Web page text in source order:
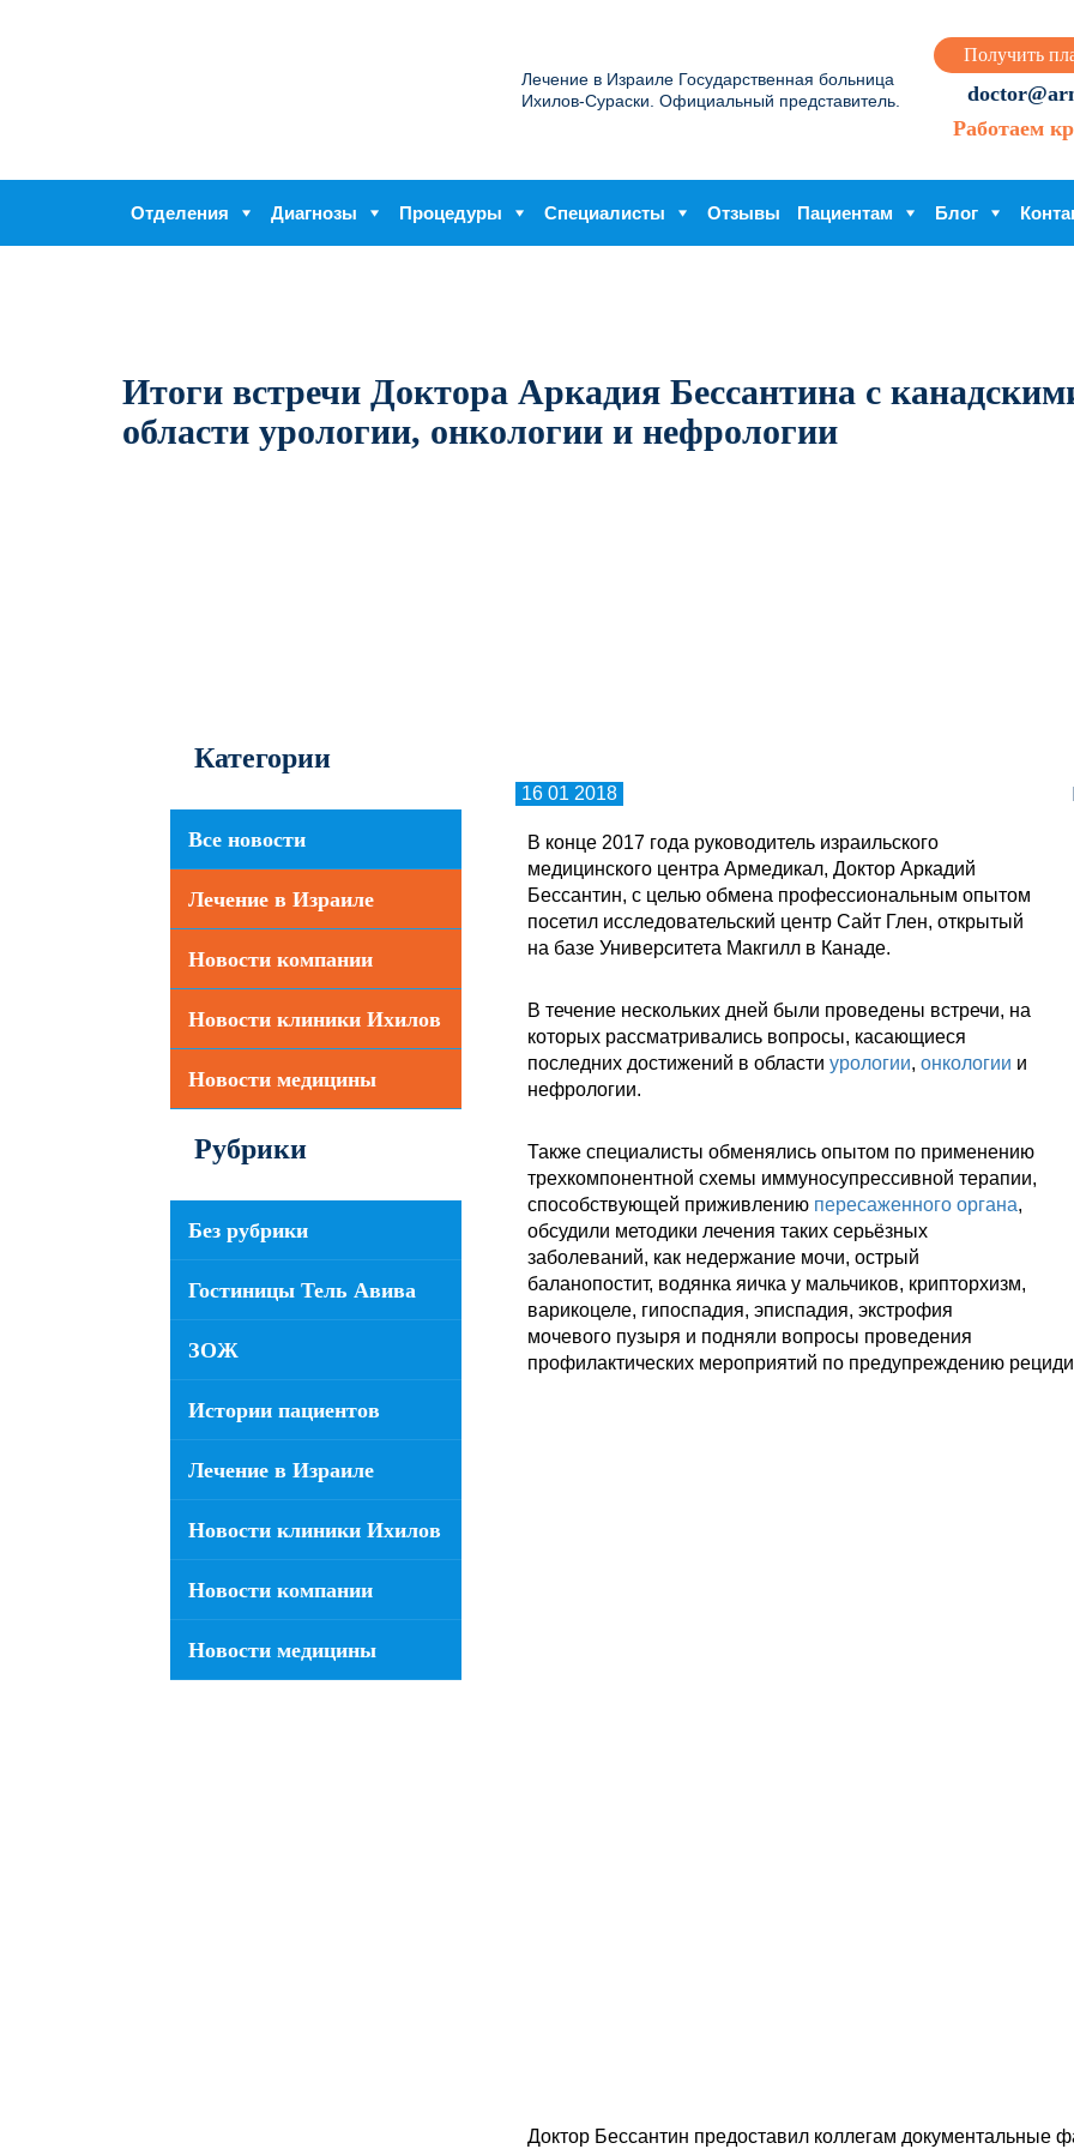
Лечение в Израиле Государственная больница
Ихилов-Сураски. Официальный представитель.
Получить
Работаем
Отделения Диагнозы Процедуры Специалисты Отзывы Пациентам Блог
Итоги встречи Доктора Аркадия Бессантина с
области урологии, онкологии и нефрологии
Категории
Все новости
Лечение в Израиле
Новости компании
Новости клиники Ихилов
Новости медицины
Рубрики
Без рубрики
Гостиницы Тель Авива
ЗОЖ
Истории пациентов
Лечение в Израиле
Новости клиники Ихилов
Новости компании
Новости медицины
16 01 2018
В конце 2017 года руководитель израильского
медицинского центра Армедикал, Доктор Аркадий
Бессантин, с целью обмена профессиональным опытом
посетил исследовательский центр Сайт Глен, открытый
на базе Университета Макгилл в Канаде.
В течение нескольких дней были проведены встречи, на
которых рассматривались вопросы, касающиеся
последних достижений в области урологии, онкологии и
нефрологии.
Также специалисты обменялись опытом по применению
трехкомпонентной схемы иммуносупрессивной терапии,
способствующей приживлению пересаженного органа,
обсудили методики лечения таких серьёзных
заболеваний, как недержание мочи, острый
баланопостит, водянка яичка у мальчиков, крипторхизм,
варикоцеле, гипоспадия, эписпадия, экстрофия
мочевого пузыря и подняли вопросы проведения
профилактических мероприятий по предупреждению
Доктор Бессантин предоставил коллегам документальные